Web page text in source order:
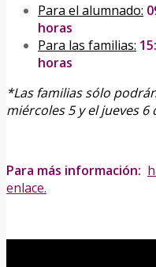
Para el alumnado:
horas
Para las familias:
horas
*Las familias sólo
miércoles 5 y el jueves 6
Para más información:
enlace.